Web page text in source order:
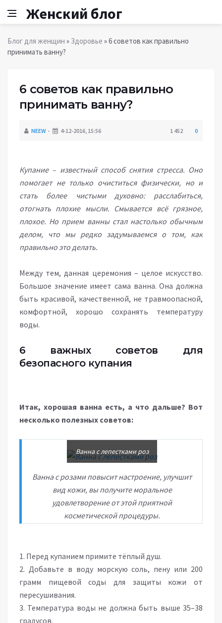
Женский блог
Блог для женщин » Здоровье » 6 советов как правильно
принимать ванну?
6 советов как правильно
принимать ванну?
NEEW 4-12-2016, 15:56 1 452 0
Купание – известный способ снятия стресса. Оно
помогает не только очиститься физически, но и
стать более чистыми духовно: расслабиться,
отогнать плохие мысли. Смывается всё грязное,
плохое. Но прием ванны стал настолько обычным
делом, что мы редко задумываемся о том, как
правильно это делать.
Между тем, данная церемония – целое искусство.
Большое значение имеет сама ванна. Она должна
быть красивой, качественной, не травмоопасной,
комфортной, хорошо сохранять температуру
воды.
6 важных советов для
безопасного купания
Итак, хорошая ванна есть, а что дальше? Вот
несколько полезных советов:
Ванна с лепестками роз
Ванна с розами повысит настроение, улучшит
вид кожи, вы получите моральное
удовлетворение от этой приятной
косметической процедуры.
1. Перед купанием примите тёплый душ.
2. Добавьте в воду морскую соль, пену или 200
грамм пищевой соды для защиты кожи от
пересушивания.
3. Температура воды не должна быть выше 35–38
градусов.